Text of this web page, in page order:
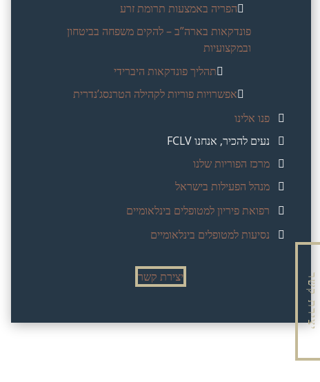
יצירת קשר
הפריה באמצעות תרומת זרע
פונדקאות בארה”ב – להקים משפחה בביטחון
ובמקצועיות
תהליך פונדקאות היברידי
אפשרויות פוריות לקהילה הטרנסג’נדרית
פנו אלינו
נעים להכיר, אנחנו FCLV
מרכז הפוריות שלנו
מנהל הפעילות בישראל
רפואת פיריון למטופלים בינלאומיים
נסיעות למטופלים בינלאומיים
יצירת קשר